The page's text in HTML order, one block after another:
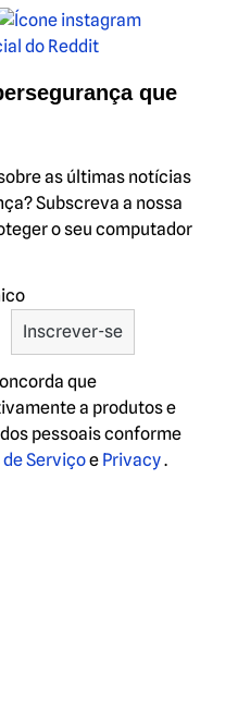
Instagram
Reddit
que
as últimas notícias
Subscreva a nossa
o seu computador
que
a produtos e
pessoais conforme
de Serviçoe Privacy.